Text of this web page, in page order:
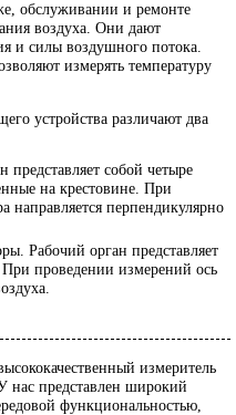
обслуживании и ремонте
воздуха. Они дают
и силы воздушного потока.
измерять температуру
устройства различают два
собой четыре
на крестовине. При
направляется перпендикулярно
Рабочий орган представляет
проведении измерений ось
измеритель
нас представлен широкий
функциональностью,